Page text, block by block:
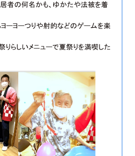
居者の何名かも、ゆかたや法被を着
ーヨーつりや射的などのゲームを楽
りらしいメニューで夏祭りを満喫した